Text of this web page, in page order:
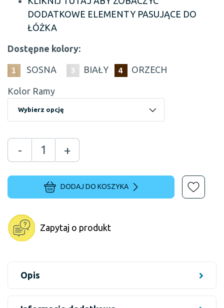
DODATKOWE ELEMENTY PASUJĄCE DO
ŁÓŻKA
Dostępne kolory:
SOSNA BIAŁY ORZECH
Kolor Ramy
- +
DODAJ DO KOSZYKA
Zapytaj o produkt
Opis